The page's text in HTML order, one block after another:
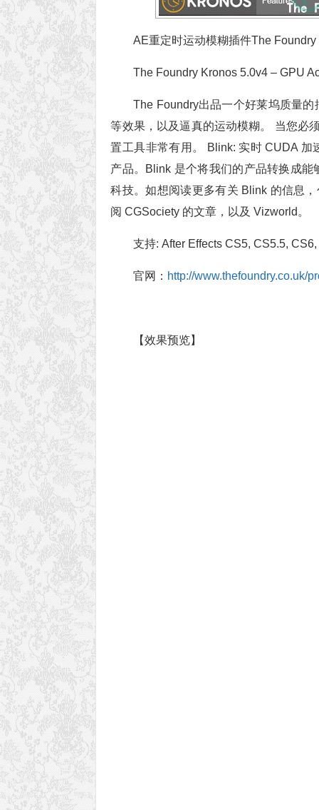
AE重定时运动模糊插件The
The Foundry Kronos 5.0v4 – GPU
The Foundry出品一个好莱坞质量
等效果，以及逼真的运动模糊。 当您必
置工具非常有用。 Blink: 实时 CUDA 加
产品。Blink 是个将我们的产品转换成
科技。如想阅读更多有关 Blink 的信息
阅 CGSociety 的文章，以及 Vizworld。
支持: After Effects CS5, CS5.5,
官网： http://www.thefoundry.co.uk/
【效果预览】